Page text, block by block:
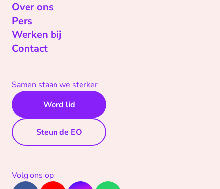
Over ons
Pers
Werken bij
Contact
Samen staan we sterker
Word lid
Steun de EO
Volg ons op